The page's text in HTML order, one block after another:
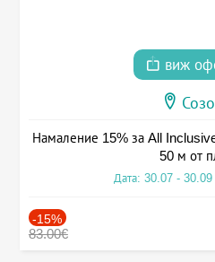
виж
Намаление 15% за All
50 м от
Дата: 30.07 -
-15%
83.00€